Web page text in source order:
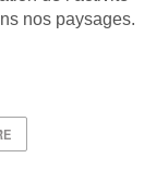
nos paysages.